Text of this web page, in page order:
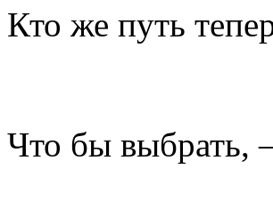
Кто же путь
Что бы выбрать,